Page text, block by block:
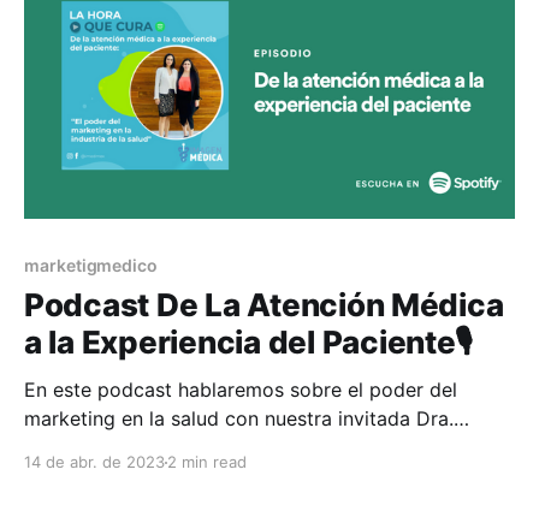
marketigmedico
Podcast De La Atención Médica
a la Experiencia del Paciente🎙️
En este podcast hablaremos sobre el poder del
marketing en la salud con nuestra invitada Dra.
14 de abr. de 20232 min read